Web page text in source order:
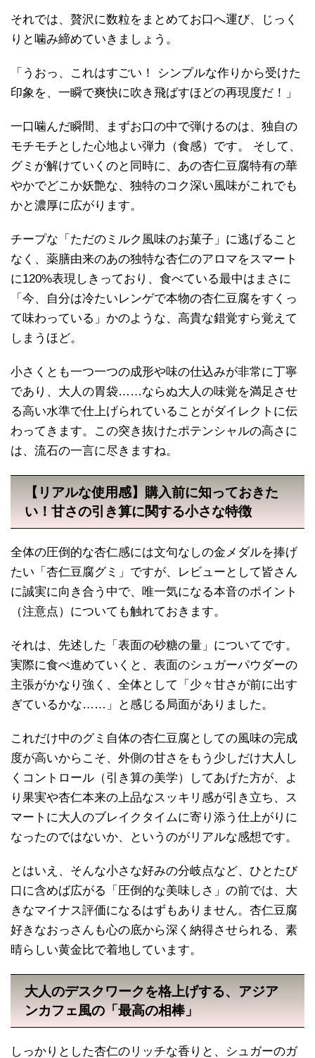
それでは、贅沢に数粒をまとめてお口へ運び、じっく
りと噛み締めていきましょう。
「うおっ、これはすごい！ シンプルな作りから受けた
印象を、一瞬で爽快に吹き飛ばすほどの再現度だ！」
一口噛んだ瞬間、まずお口の中で弾けるのは、独自の
モチモチとした心地よい弾力（食感）です。 そして、
グミが解けていくのと同時に、あの杏仁豆腐特有の華
やかでどこか妖艶な、独特のコク深い風味がこれでも
かと濃厚に広がります。
チープな「ただのミルク風味のお菓子」に逃げること
なく、薬膳由来のあの独特な杏仁のアロマをスマート
に120%表現しきっており、食べている最中はまさに
「今、自分は冷たいレンゲで本物の杏仁豆腐をすくっ
て味わっている」かのような、高貴な錯覚すら覚えて
しまうほど。
小さくとも一つ一つの成形や味の仕込みが非常に丁寧
であり、大人の胃袋……ならぬ大人の味覚を満足させ
る高い水準で仕上げられていることがダイレクトに伝
わってきます。この突き抜けたポテンシャルの高さに
は、流石の一言に尽きますね。
【リアルな使用感】購入前に知っておきた
い！甘さの引き算に関する小さな特徴
全体の圧倒的な杏仁感には文句なしの金メダルを捧げ
たい「杏仁豆腐グミ」ですが、レビューとして皆さん
に誠実に向き合う中で、唯一気になる本音のポイント
（注意点）についても触れておきます。
それは、先述した「表面の砂糖の量」についてです。
実際に食べ進めていくと、表面のシュガーパウダーの
主張がかなり強く、全体として「少々甘さが前に出す
ぎているかな……」と感じる局面がありました。
これだけ中のグミ自体の杏仁豆腐としての風味の完成
度が高いからこそ、外側の甘さをもう少しだけ大人し
くコントロール（引き算の美学）してあげた方が、よ
り果実や杏仁本来の上品なスッキリ感が引き立ち、ス
マートに大人のブレイクタイムに寄り添う仕上がりに
なったのではないか、というのがリアルな感想です。
とはいえ、そんな小さな好みの分岐点など、ひとたび
口に含めば広がる「圧倒的な美味しさ」の前では、大
きなマイナス評価になるはずもありません。杏仁豆腐
好きなおっさんも心の底から深く納得させられる、素
晴らしい黄金比で着地しています。
大人のデスクワークを格上げする、アジア
ンカフェ風の「最高の相棒」
しっかりとした杏仁のリッチな香りと、シュガーのガ